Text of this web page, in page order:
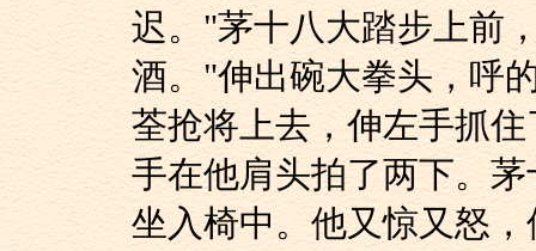
迟。"茅十八大踏步上前
酒。"伸出碗大拳头，呼
荃抢将上去，伸左手抓
手在他肩头拍了两下。
坐入椅中。他又惊又怒